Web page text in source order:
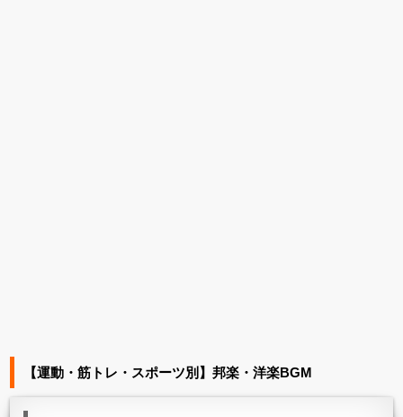
【運動・筋トレ・スポーツ別】邦楽・洋楽BGM